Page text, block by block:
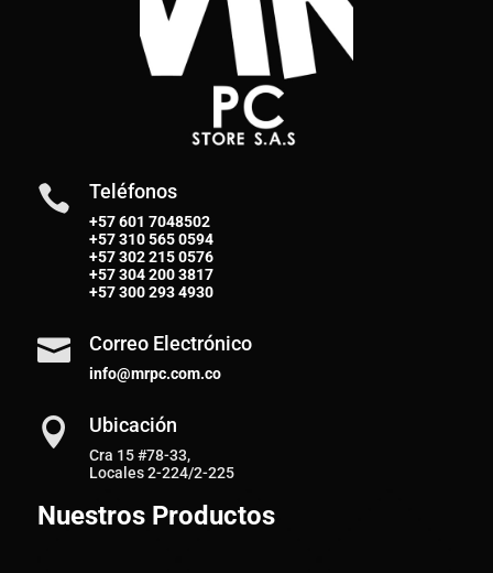
 Teléfonos
+57 601 7048502
+57310 565 0594
+57302 215 0576
+57304 200 3817
+57300 293 4930
 Correo Electrónico
info@mrpc.com.co
 Ubicación
Cra 15 #78-33,
Locales 2-224/2-225
Nuestros Productos